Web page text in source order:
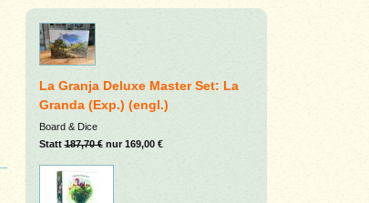
La Granja Deluxe Master Set: La
Granda (Exp.) (engl.)
Board & Dice
Statt187,70 €nur 169,00 €